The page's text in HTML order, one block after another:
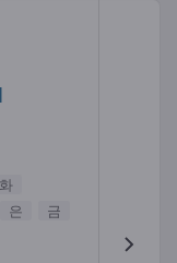
은
금